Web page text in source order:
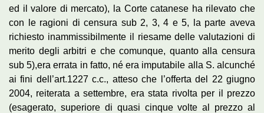
ed il valore di mercato), la Corte catanese ha rilevato che
con le ragioni di censura sub 2, 3, 4 e 5, la parte aveva
richiesto inammissibilmente il riesame delle valutazioni di
merito degli arbitri e che comunque, quanto alla censura
sub 5),era errata in fatto, né era imputabile alla S. alcunché
ai fini dell’art.1227 c.c., atteso che l’offerta del 22 giugno
2004, reiterata a settembre, era stata rivolta per il prezzo
(esagerato, superiore di quasi cinque volte al prezzo al